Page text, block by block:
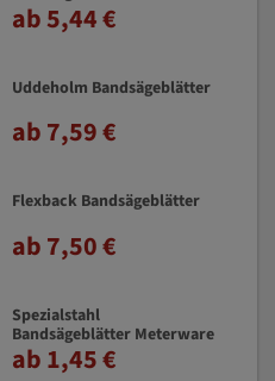
ab 5,44 €
Uddeholm Bandsägeblätter
ab 7,59 €
Flexback Bandsägeblätter
ab 7,50 €
Spezialstahl
Bandsägeblätter Meterware
ab 1,45 €